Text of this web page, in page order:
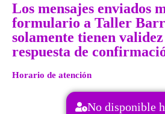
Los mensajes enviados
formulario a Taller
solamente tienen
respuesta de
Horario de atención
No disponible